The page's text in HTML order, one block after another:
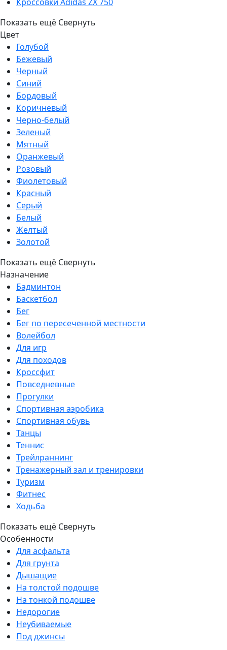
Показать ещё Свернуть
Цвет
Голубой
Бежевый
Черный
Синий
Бордовый
Коричневый
Черно-белый
Зеленый
Мятный
Оранжевый
Розовый
Фиолетовый
Красный
Серый
Белый
Желтый
Золотой
Показать ещё Свернуть
Назначение
Бадминтон
Баскетбол
Бег
Бег по пересеченной местности
Волейбол
Для игр
Для походов
Кроссфит
Повседневные
Прогулки
Спортивная аэробика
Спортивная обувь
Танцы
Теннис
Трейлраннинг
Тренажерный зал и тренировки
Туризм
Фитнес
Ходьба
Показать ещё Свернуть
Особенности
Для асфальта
Для грунта
Дышащие
На толстой подошве
На тонкой подошве
Недорогие
Неубиваемые
Под джинсы